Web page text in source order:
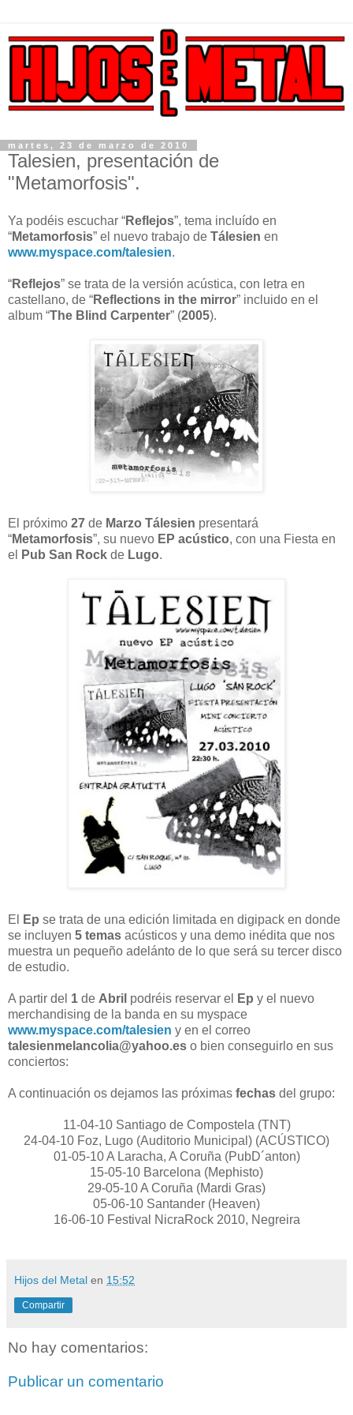
martes, 23 de marzo de 2010
Talesien, presentación de
"Metamorfosis".
Ya podéis escuchar “Reflejos”, tema incluído en
“Metamorfosis” el nuevo trabajo de Tálesien en
www.myspace.com/talesien.
“Reflejos” se trata de la versión acústica, con letra en
castellano, de “Reflections in the mirror” incluido en el
album “The Blind Carpenter” (2005).
El próximo 27 de Marzo Tálesien presentará
“Metamorfosis”, su nuevo EP acústico, con una Fiesta en
el
Pub San Rock de Lugo.
El Ep se trata de una edición limitada en digipack en donde
se incluyen 5 temas acústicos y una demo inédita que nos
muestra un pequeño adelánto de lo que será su tercer disco
de estudio.
A partir del 1 de Abril podréis reservar el Ep y el nuevo
merchandising de la banda en su myspace
www.myspace.com/talesien y en el correo
talesienmelancolia@yahoo.es o bien conseguirlo en sus
conciertos:
A continuación os dejamos las próximas fechas del grupo:
11-04-10 Santiago de Compostela (TNT)
24-04-10 Foz, Lugo (Auditorio Municipal) (ACÚSTICO)
01-05-10 A Laracha, A Coruña (PubD´anton)
15-05-10 Barcelona (Mephisto)
29-05-10 A Coruña (Mardi Gras)
05-06-10 Santander (Heaven)
16-06-10 Festival NicraRock 2010, Negreira
Hijos del Metal en 15:52
Compartir
No hay comentarios:
Publicar un comentario